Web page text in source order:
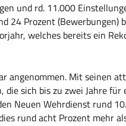
und rd. 11.000
24 Prozent (Bewerbungen)
welches bereits ein
angenommen. Mit seinen
sich bis zu zwei Jahre für
Neuen Wehrdienst rund
rund acht Prozent mehr